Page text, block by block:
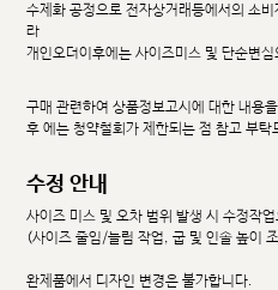
수제화 공정으로 전자상거래등에서의 소
라
개인오더이후에는 사이즈미스 및 단순변
구매 관련하여 상품정보고시에 대한 내용
후 에는 청약철회가 제한되는 점 참고 부탁
수정 안내
사이즈 미스 및 오차 범위 발생 시 수정작
(사이즈 줄임/늘림 작업, 굽 및 인솔 높이
완제품에서 디자인 변경은 불가합니다.